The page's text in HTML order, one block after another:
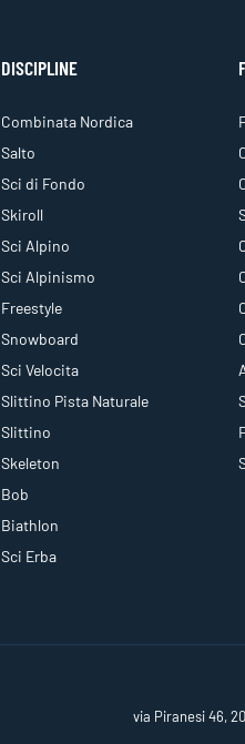
DISCIPLINE
Combinata Nordica
Salto
Sci di Fondo
Skiroll
Sci Alpino
Sci Alpinismo
Freestyle
Snowboard
Sci Velocita
Slittino Pista Naturale
Slittino
Skeleton
Bob
Biathlon
Sci Erba
via Piranesi 46,